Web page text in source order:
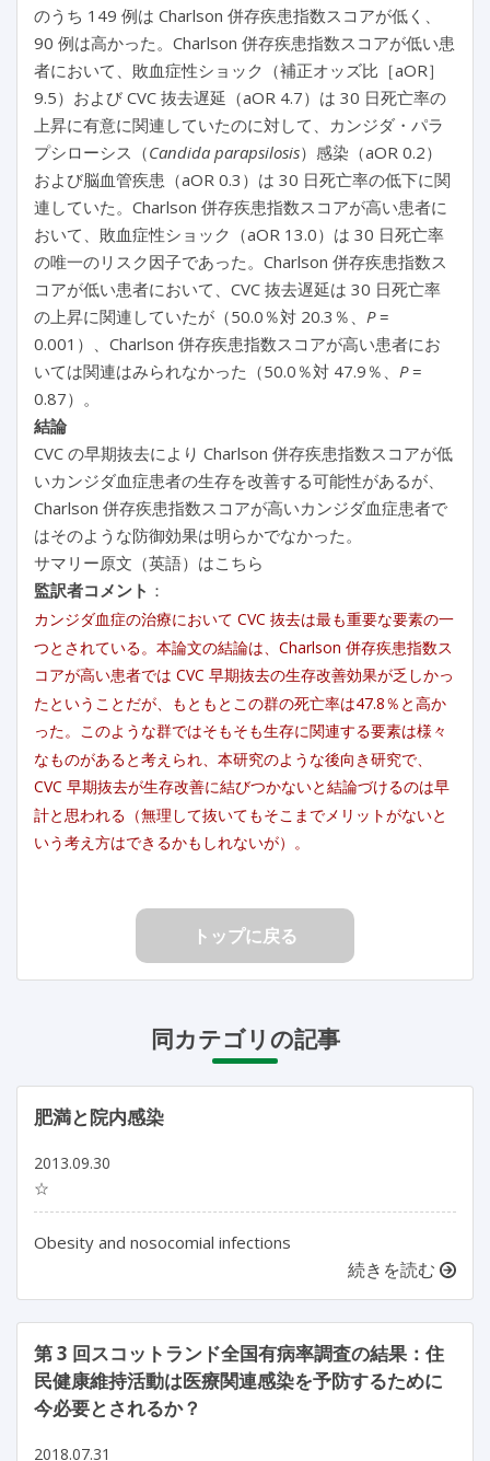
のうち 149 例は Charlson 併存疾患指数スコアが低く、
90 例は高かった。Charlson 併存疾患指数スコアが低い患
者において、敗血症性ショック（補正オッズ比［aOR］
9.5）および CVC 抜去遅延（aOR 4.7）は 30 日死亡率の
上昇に有意に関連していたのに対して、カンジダ・パラ
プシローシス（Candida parapsilosis）感染（aOR 0.2）
および脳血管疾患（aOR 0.3）は 30 日死亡率の低下に関
連していた。Charlson 併存疾患指数スコアが高い患者に
おいて、敗血症性ショック（aOR 13.0）は 30 日死亡率
の唯一のリスク因子であった。Charlson 併存疾患指数ス
コアが低い患者において、CVC 抜去遅延は 30 日死亡率
の上昇に関連していたが（50.0％対 20.3％、 P=
0.001）、Charlson 併存疾患指数スコアが高い患者にお
いては関連はみられなかった（50.0％対 47.9％、 P=
0.87）。
結論
CVC の早期抜去により Charlson 併存疾患指数スコアが低
いカンジダ血症患者の生存を改善する可能性があるが、
Charlson 併存疾患指数スコアが高いカンジダ血症患者で
はそのような防御効果は明らかでなかった。
サマリー原文（英語）はこちら
監訳者コメント ：
カンジダ血症の治療において CVC 抜去は最も重要な要素の一
つとされている。本論文の結論は、Charlson 併存疾患指数ス
コアが高い患者では CVC 早期抜去の生存改善効果が乏しかっ
たということだが、もともとこの群の死亡率は47.8％と高か
った。このような群ではそもそも生存に関連する要素は様々
なものがあると考えられ、本研究のような後向き研究で、
CVC 早期抜去が生存改善に結びつかないと結論づけるのは早
計と思われる（無理して抜いてもそこまでメリットがないと
いう考え方はできるかもしれないが）。
トップに戻る
同カテゴリの記事
肥満と院内感染
2013.09.30
☆
Obesity and nosocomial infections
続きを読む
第 3 回スコットランド全国有病率調査の結果：住
民健康維持活動は医療関連感染を予防するために
今必要とされるか？
2018.07.31